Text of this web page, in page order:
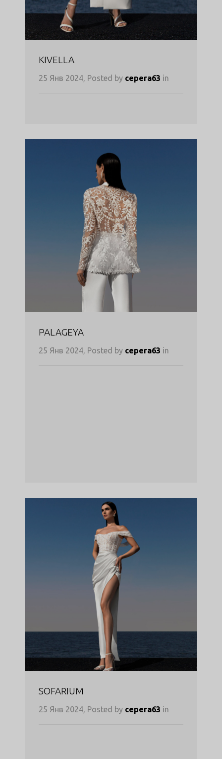
KIVELLA
25 Янв 2024, Posted by cepera63 in
PALAGEYA
25 Янв 2024, Posted by cepera63 in
SOFARIUM
25 Янв 2024, Posted by cepera63 in